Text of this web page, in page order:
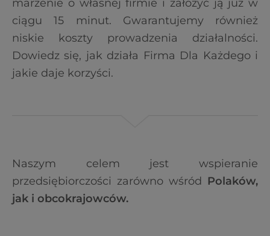
ciągu 15 minut. Gwarantujemy również
niskie koszty prowadzenia działalności.
Dowiedz się, jak działa Firma Dla Każdego i
jakie daje korzyści.
Naszym celem jest wspieranie
przedsiębiorczości zarówno wśród Polaków,
jak i obcokrajowców.